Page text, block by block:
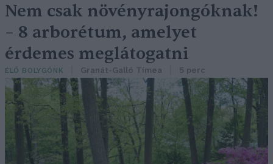
Nem csak növényrajongóknak!
– 8 arborétum, amelyet
érdemes meglátogatni
ÉLŐ BOLYGÓNK Granát-Galló Tímea 5 perc